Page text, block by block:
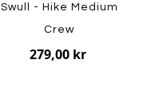
Swull - Hike Medium
Crew
279,00 kr